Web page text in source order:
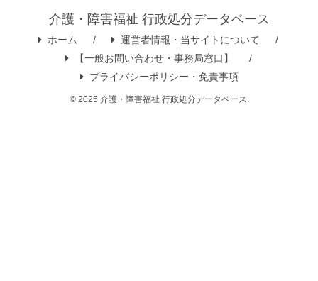
介護・障害福祉 行政処分データベース
ホーム
運営者情報・当サイトについて
【一般お問い合わせ・事務局窓口】
プライバシーポリシー・免責事項
© 2025 介護・障害福祉 行政処分データベース.